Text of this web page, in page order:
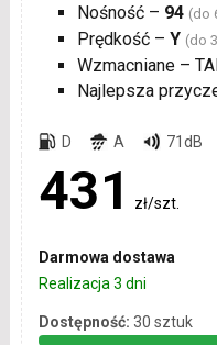
Nośność – 94 (do
Prędkość – Y (do
Wzmacniane –
Najlepsza
D A 71dB
431 zł/szt.
Darmowa dostawa
Realizacja 3 dni
Dostępność: 30 sztuk